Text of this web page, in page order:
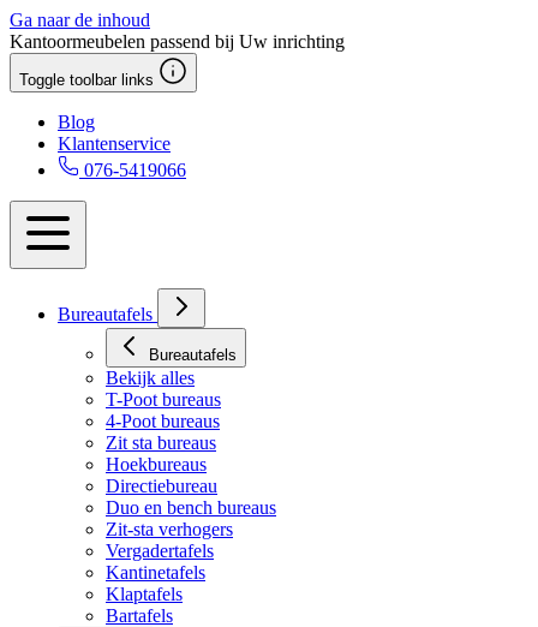
Ga naar de inhoud
Kantoormeubelen passend bij Uw inrichting
Toggle toolbar links
Blog
Klantenservice
076-5419066
Bureautafels
Bureautafels
Bekijk alles
T-Poot bureaus
4-Poot bureaus
Zit sta bureaus
Hoekbureaus
Directiebureau
Duo en bench bureaus
Zit-sta verhogers
Vergadertafels
Kantinetafels
Klaptafels
Bartafels